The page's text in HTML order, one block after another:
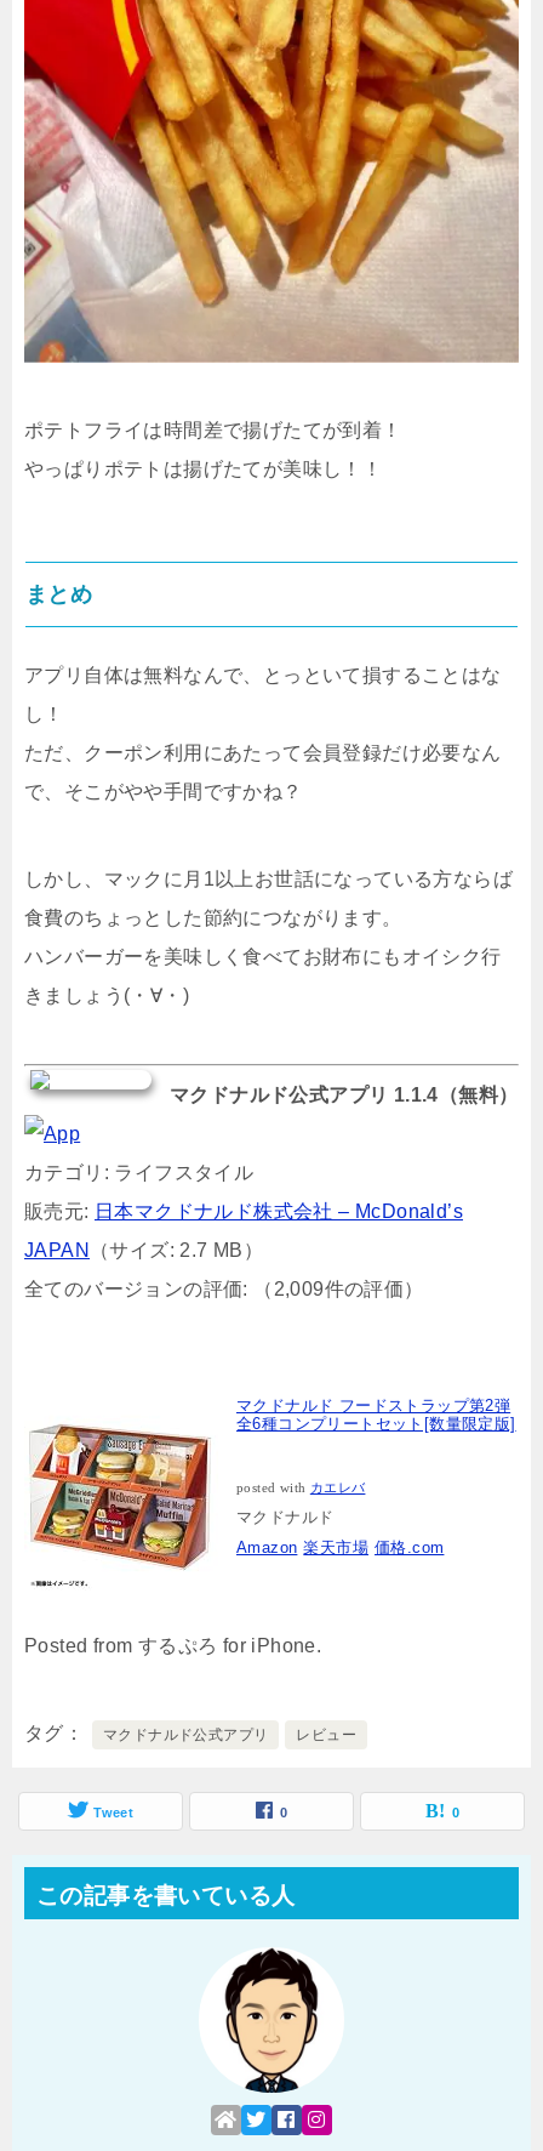
ポテトフライは時間差で揚げたてが到着！
やっぱりポテトは揚げたてが美味し！！
まとめ
アプリ自体は無料なんで、とっといて損することはな
し！
ただ、クーポン利用にあたって会員登録だけ必要なん
で、そこがやや手間ですかね？
しかし、マックに月1以上お世話になっている方ならば
食費のちょっとした節約につながります。
ハンバーガーを美味しく食べてお財布にもオイシク行
きましょう(・∀・)
マクドナルド公式アプリ 1.1.4（無料）
カテゴリ: ライフスタイル
販売元: 日本マクドナルド株式会社 – McDonald’s
JAPAN
（サイズ: 2.7 MB）
全てのバージョンの評価:
（2,009件の評価）
マクドナルド フードストラップ第2弾
全6種コンプリートセット[数量限定版]
posted with カエレバ
マクドナルド
Amazon 楽天市場 価格.com
Posted from するぷろ for iPhone.
タグ マクドナルド公式アプリ レビュー
Tweet 0 0
この記事を書いている人